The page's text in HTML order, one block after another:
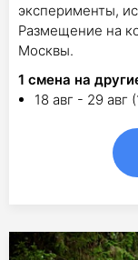
эксперименты,
Размещение на
Москвы.
1 смена на
18 авг - 29 авг